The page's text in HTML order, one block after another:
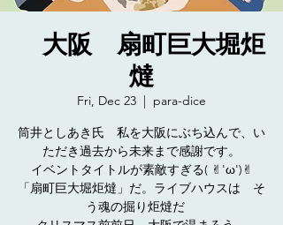
大阪 扇町巨大堀炬
燵
Fri, Dec 23
  |
para-dice
筒井としあき氏 私を大阪にぶち込んで、い
ただき過去から未来まで感謝です。
イベントタイトルが素敵すぎる( ✌︎'ω')✌︎
「扇町巨大堀炬燵」だ。ライブハウスは そ
う魂の掘り炬燵だ